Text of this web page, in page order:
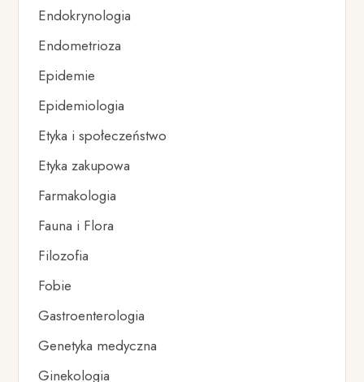
Endokrynologia
Endometrioza
Epidemie
Epidemiologia
Etyka i społeczeństwo
Etyka zakupowa
Farmakologia
Fauna i Flora
Filozofia
Fobie
Gastroenterologia
Genetyka medyczna
Ginekologia